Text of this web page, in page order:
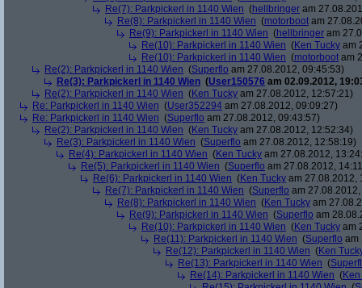
Re(7): Parkpickerl in 1140 Wien (hellbringer am
Re(8): Parkpickerl in 1140 Wien (motorboot am
Re(9): Parkpickerl in 1140 Wien (hellbringer am
Re(10): Parkpickerl in 1140 Wien (Ken Tucky am
Re(10): Parkpickerl in 1140 Wien (motorboot am
Re(2): Parkpickerl in 1140 Wien (Superflo am 27.08.2012, 09:45:53)
Re(3): Parkpickerl in 1140 Wien (User150576 am 02.09.2012,
Re(2): Parkpickerl in 1140 Wien (Ken Tucky am 27.08.2012, 12:57:21)
Re: Parkpickerl in 1140 Wien (User352294 am 27.08.2012, 09:09:27)
Re: Parkpickerl in 1140 Wien (Superflo am 27.08.2012, 09:43:57)
Re(2): Parkpickerl in 1140 Wien (Ken Tucky am 27.08.2012, 12:52:34)
Re(3): Parkpickerl in 1140 Wien (Superflo am 27.08.2012, 12:58:19)
Re(4): Parkpickerl in 1140 Wien (Ken Tucky am 27.08.2012,
Re(5): Parkpickerl in 1140 Wien (Superflo am 27.08.2012,
Re(6): Parkpickerl in 1140 Wien (Ken Tucky am 27.08.2012,
Re(7): Parkpickerl in 1140 Wien (Superflo am
Re(8): Parkpickerl in 1140 Wien (Ken Tucky am
Re(9): Parkpickerl in 1140 Wien (Superflo am
Re(10): Parkpickerl in 1140 Wien (Ken Tucky am
Re(11): Parkpickerl in 1140 Wien (Superflo am
Re(12): Parkpickerl in 1140 Wien (Ken
Re(13): Parkpickerl in 1140 Wien (
Re(14): Parkpickerl in 1140 Wien (